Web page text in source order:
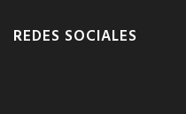
REDES SOCIALES